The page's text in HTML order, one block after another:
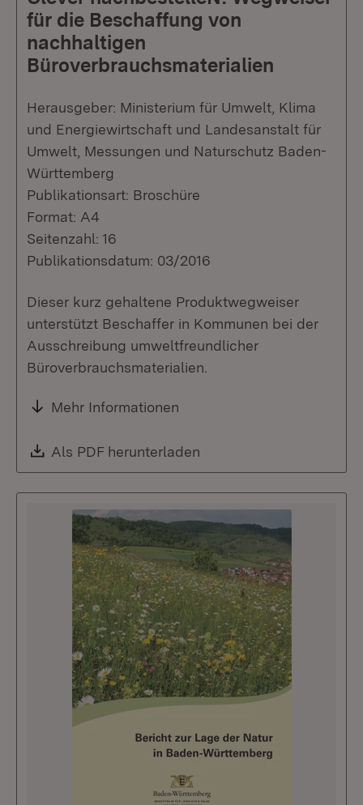
für die Beschaffung von
nachhaltigen
Büroverbrauchsmaterialien
Herausgeber: Ministerium für Umwelt, Klima
und Energiewirtschaft und Landesanstalt für
Umwelt, Messungen und Naturschutz Baden-
Württemberg
Publikationsart: Broschüre
Format: A4
Seitenzahl: 16
Publikationsdatum: 03/2016
Dieser kurz gehaltene Produktwegweiser
unterstützt Beschaffer in Kommunen bei der
Ausschreibung umweltfreundlicher
Büroverbrauchsmaterialien.
Mehr Informationen
Download:
Als PDF herunterladen